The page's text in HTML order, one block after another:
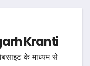
Kranti
के माध्यम से